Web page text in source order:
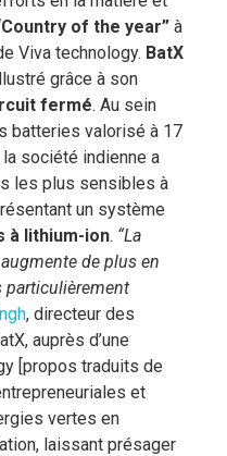
of the year” à
Viva technology. BatX
grâce à son
fermé. Au sein
batteries valorisé à 17
société indienne a
les plus sensibles à
un système
à lithium-ion. “La
de plus en
particulièrement
, directeur des
auprès d’une
[propos traduits de
et
vertes en
laissant présager